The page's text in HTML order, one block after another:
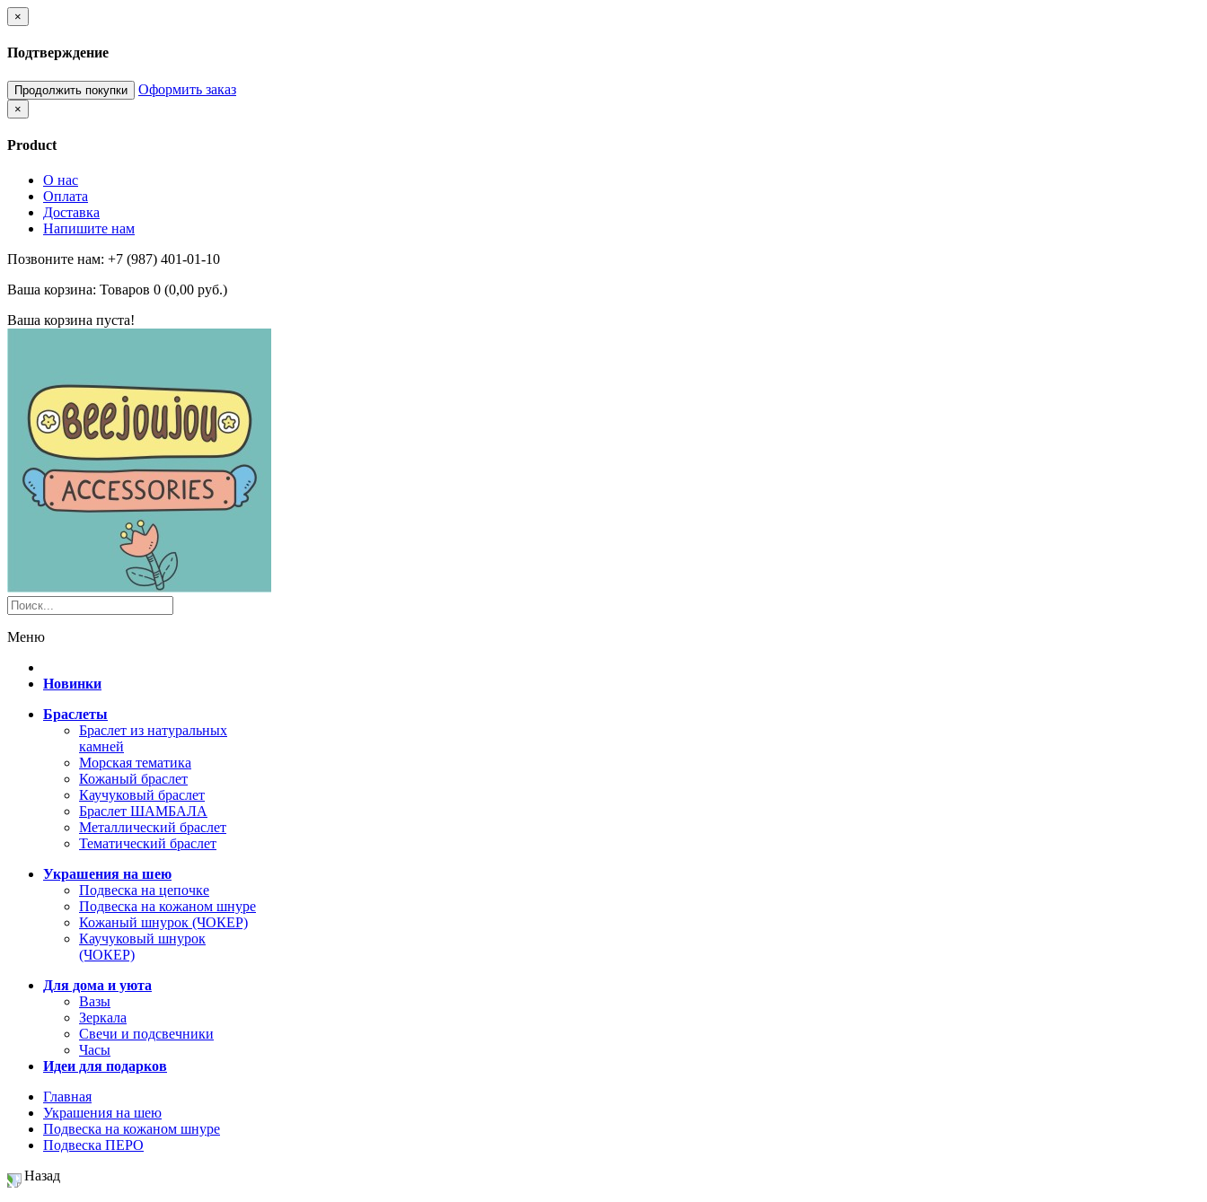
×
Подтверждение
Продолжить покупки Оформить заказ
×
Product
О нас
Оплата
Доставка
Напишите нам
Позвоните нам: +7 (987) 401-01-10
Ваша корзина: Товаров 0 (0,00 руб.)
Ваша корзина пуста!
Меню
Новинки
Браслеты
Браслет из натуральных
камней
Морская тематика
Кожаный браслет
Каучуковый браслет
Браслет ШАМБАЛА
Металлический браслет
Тематический браслет
Украшения на шею
Подвеска на цепочке
Подвеска на кожаном шнуре
Кожаный шнурок (ЧОКЕР)
Каучуковый шнурок
(ЧОКЕР)
Для дома и уюта
Вазы
Зеркала
Свечи и подсвечники
Часы
Идеи для подарков
Главная
Украшения на шею
Подвеска на кожаном шнуре
Подвеска ПЕРО
Назад